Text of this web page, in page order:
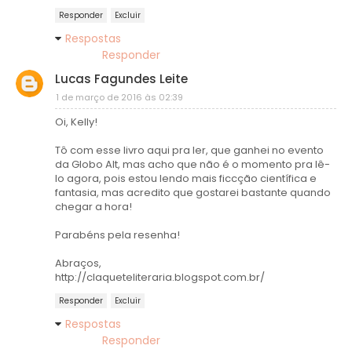
Responder Excluir
Respostas
Responder
Lucas Fagundes Leite
1 de março de 2016 às 02:39
Oi, Kelly!
Tô com esse livro aqui pra ler, que ganhei no evento
da Globo Alt, mas acho que não é o momento pra lê-
lo agora, pois estou lendo mais ficcção científica e
fantasia, mas acredito que gostarei bastante quando
chegar a hora!
Parabéns pela resenha!
Abraços,
http://claqueteliteraria.blogspot.com.br/
Responder Excluir
Respostas
Responder